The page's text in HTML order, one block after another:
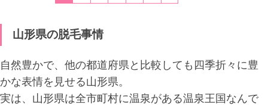
山形県の脱毛事情
自然豊かで、他の都道府県と比較しても四季折々に豊
かな表情を見せる山形県。
実は、山形県は全市町村に温泉がある温泉王国なんで